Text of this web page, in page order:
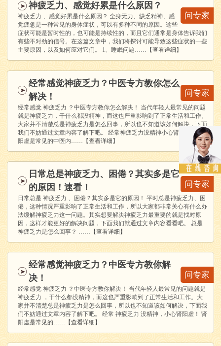
问专家
神疲乏力、感觉好累是什么原因？
神疲乏力 、感觉好累是什么原因？ 全身无力、缺乏精神、感
觉疲惫是一种常见的身体症状，可以有多种不同的原因。这些
症状可能是暂时性的，也可能是持续性的，而且它们通常是身体告诉我们
有些不对劲的信号。在这篇文章中，我们将探讨可能导致这些症状的一些
主要原因，以及如何应对它们。 1、睡眠问题…… 【查看详细】
问专家
经常感觉神疲乏力？中医专方教你怎么
解决！
经常感觉 神疲乏力 ？中医专方教你怎么解决！ 当代年轻人最常见的问题
就是神疲乏力，干什么都没精神，而这也严重影响到了正常生活和工作。
大家并不清楚总是神疲乏力是怎么回事，所以也不知道该如何解决，下面
我们不妨通过文章内容了解下吧。 经常神疲乏力没精神小心肾阳虚！ 肾
阳虚是常见的中医内……
【查看详细】
问专家
日常总是神疲乏力、困倦？其实多是它
的原因！速看！
日常总是 神疲乏力 、困倦？其实多是它的原因！ 平时总是神疲乏力、困
倦，这种情况严重影响了正常生活和工作，所以大家都非常关心有什么办
法缓解神疲乏力这一问题。其实想要解决神疲乏力最重要的就是找对原
因，这样才能更好的解决问题，下面我们就通过文章内容看看吧。 总是
神疲乏力是怎么回事？ ……
【查看详细】
问专家
经常感觉神疲乏力？中医专方教你解
决！
经常感觉 神疲乏力 ？中医专方教你解决！ 当代年轻人最常见的问题就是
神疲乏力 ，干什么都没精神，而这也严重影响到了正常生活和工作。大
家并不清楚总是神疲乏力是怎么回事，所以也不知道该如何解决，下面我
们不妨通过文章内容了解下吧。 经常 神疲乏力 没精神，小心肾阳虚！ 肾
阳虚是常见的…… 【查看详细】